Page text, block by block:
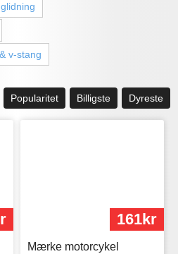
v-stang
Popularitet Billigste Dyreste
161kr
Mærke motorcykel